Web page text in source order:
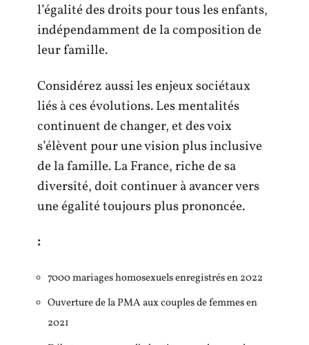
l’égalité des droits pour tous les enfants,
indépendamment de la composition de
leur famille.
Considérez aussi les enjeux sociétaux
liés à ces évolutions. Les mentalités
continuent de changer, et des voix
s’élèvent pour une vision plus inclusive
de la famille. La France, riche de sa
diversité, doit continuer à avancer vers
une égalité toujours plus prononcée.
:
7000 mariages homosexuels enregistrés en 2022
Ouverture de la PMA aux couples de femmes en
2021